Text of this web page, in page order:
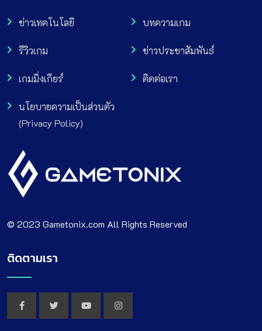
ข่าวเทคโนโลยี บทความเกม
รีวิวเกม ข่าวประชาสัมพันธ์
เกมมิ่งเกียร์ ติดต่อเรา
นโยบายความเป็นส่วนตัว
(Privacy Policy)
© 2023 Gametonix.com All Rights Reserved
ติดตามเรา